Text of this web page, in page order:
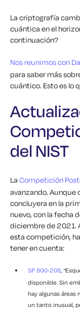
La criptografía
cuántica en el
continuación?
Nos reunimos con
para saber más
cuántico. Esto es lo
del NIST
La Competición
avanzando. Aunque
concluyera en la
nuevo, con la fecha
diciembre de 2021.
esta competición,
tener en cuenta:
SP 800-208,
disponible. Sin
hay algunas áreas
un tanto inusual,